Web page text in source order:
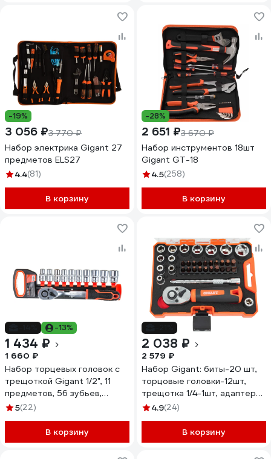
-19%
3 056 ₽3 770 ₽
Набор электрика Gigant 27
предметов ELS27
4.4(81)
В корзину
-28%
2 651 ₽3 670 ₽
Набор инструментов 18шт
Gigant GT-18
4.5(258)
В корзину
-13%
1 434 ₽
1 660 ₽
Набор торцевых головок с
трещоткой Gigant 1/2", 11
предметов, 56 зубьев,
размеры 10-22мм, GAS 11
5(22)
В корзину
2 038 ₽
2 579 ₽
Набор Gigant: биты-20 шт,
торцовые головки-12шт,
трещотка 1/4-1шт, адаптер
для бит SQ 1/4"хHex 1/4",
4.9(24)
В корзину